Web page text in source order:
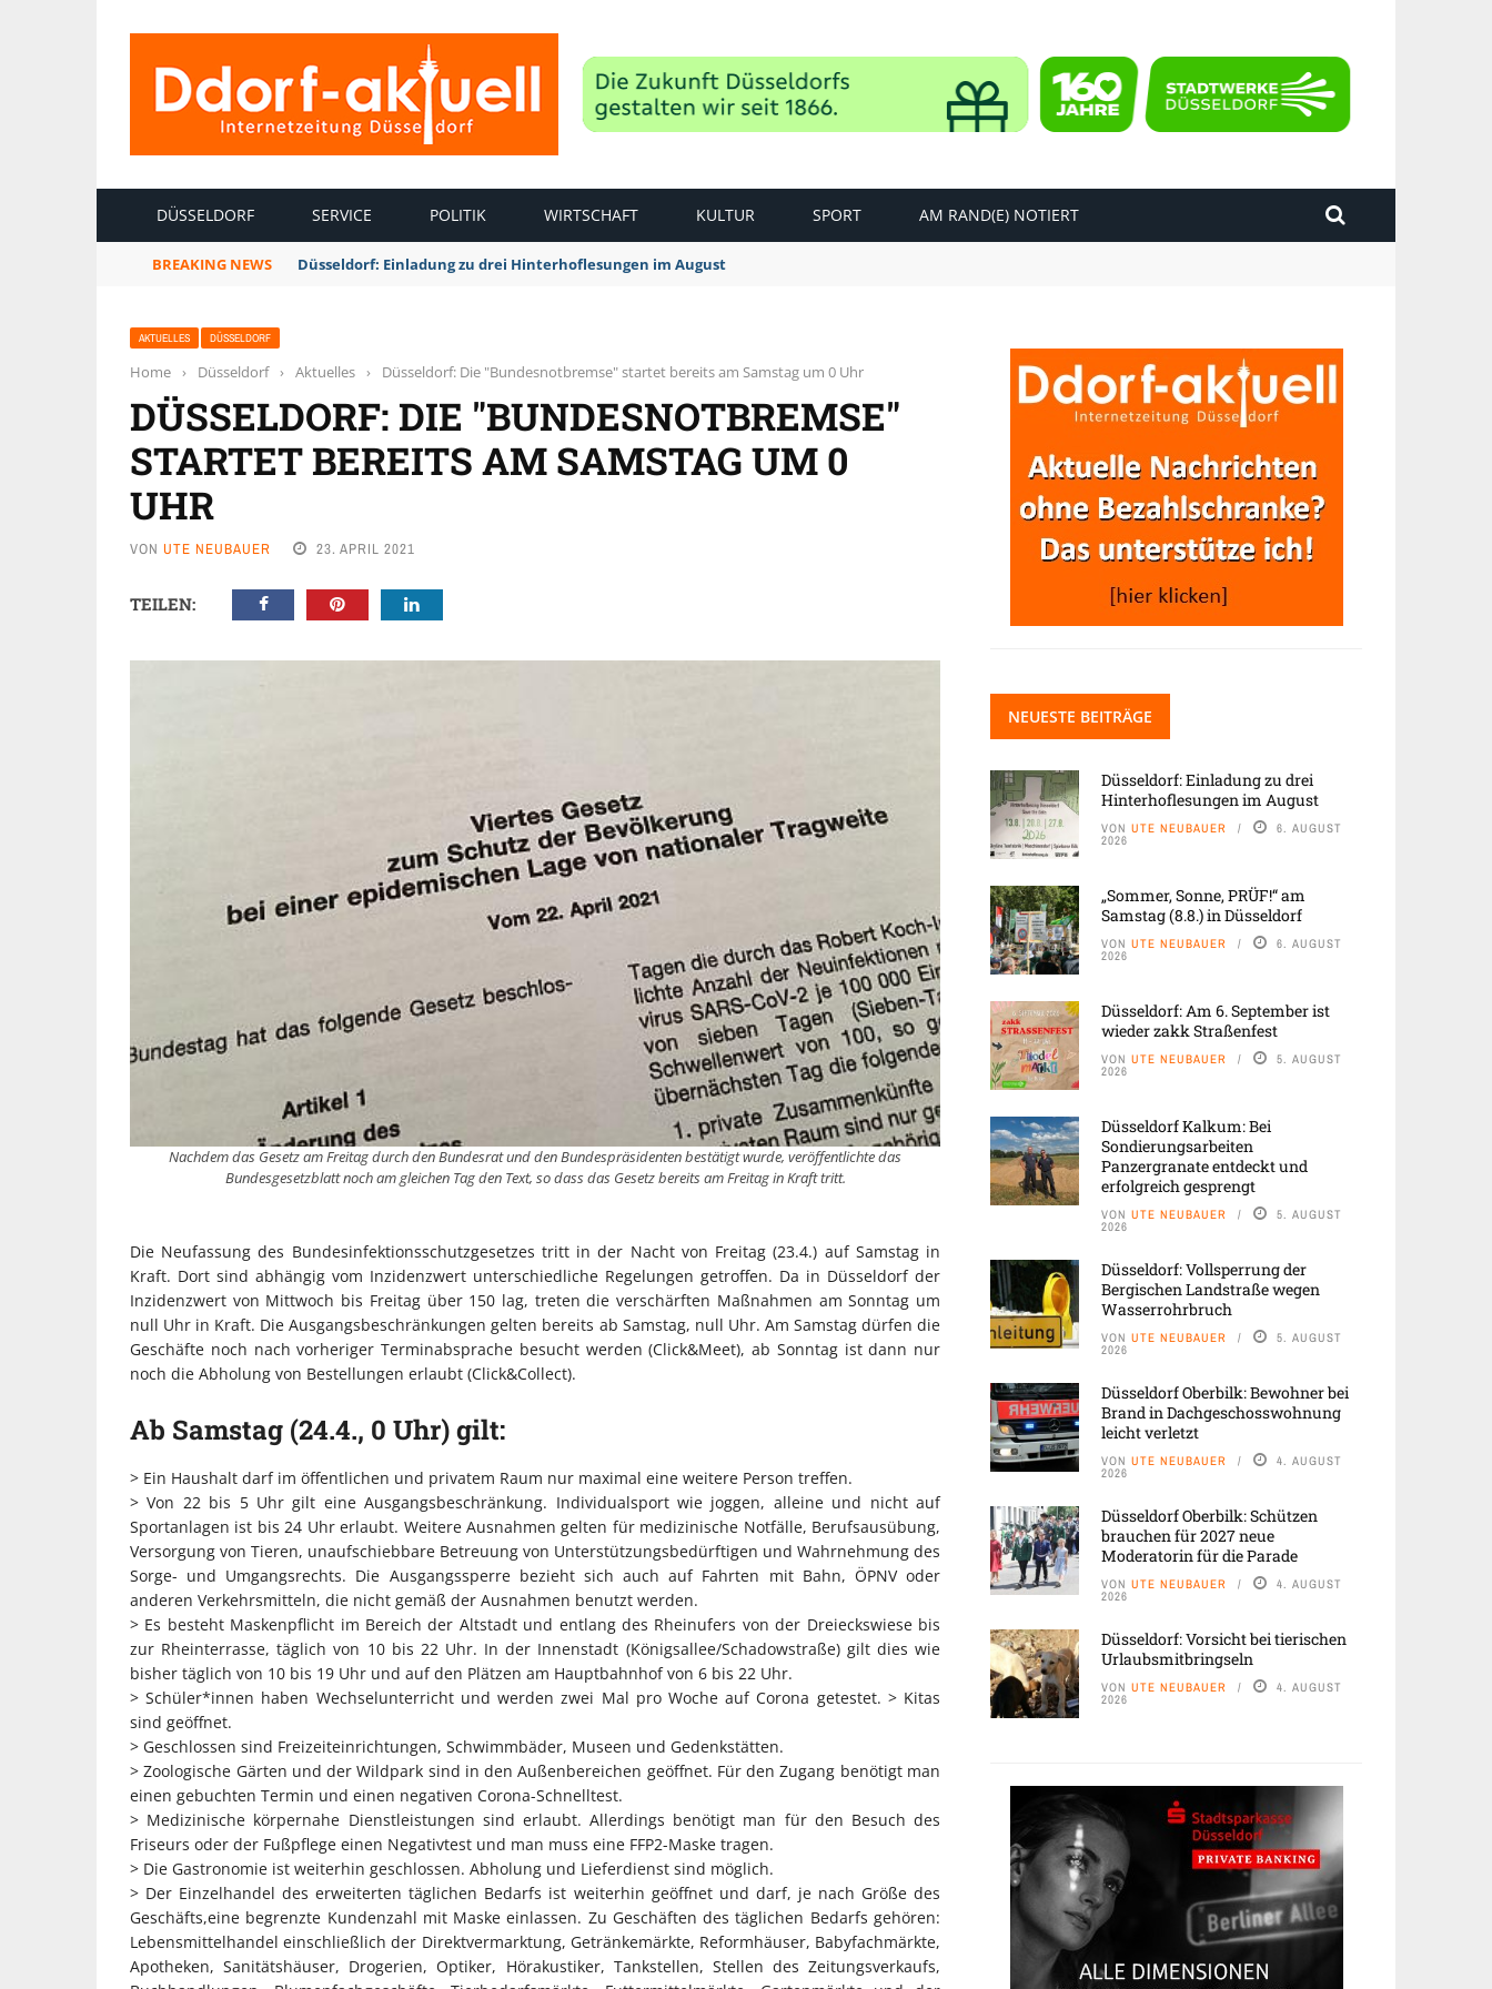
DÜSSELDORF SERVICE POLITIK WIRTSCHAFT KULTUR SPORT AM RAND(E) NOTIERT
BREAKING NEWS Düsseldorf: Einladung zu drei Hinterhoflesungen im August
AKTUELLES DÜSSELDORF
Home › Düsseldorf › Aktuelles › Düsseldorf: Die "Bundesnotbremse" startet bereits am Samstag um 0 Uhr
DÜSSELDORF: DIE "BUNDESNOTBREMSE"
STARTET BEREITS AM SAMSTAG UM 0
UHR
VON UTE NEUBAUER 23. APRIL 2021
TEILEN:
Nachdem das Gesetz am Freitag durch den Bundesrat und den Bundespräsidenten bestätigt wurde, veröffentlichte das
Bundesgesetzblatt noch am gleichen Tag den Text, so dass das Gesetz bereits am Freitag in Kraft tritt.
Die Neufassung des Bundesinfektionsschutzgesetzes tritt in der Nacht von Freitag (23.4.) auf Samstag in
Kraft. Dort sind abhängig vom Inzidenzwert unterschiedliche Regelungen getroffen. Da in Düsseldorf der
Inzidenzwert von Mittwoch bis Freitag über 150 lag, treten die verschärften Maßnahmen am Sonntag um
null Uhr in Kraft. Die Ausgangsbeschränkungen gelten bereits ab Samstag, null Uhr. Am Samstag dürfen die
Geschäfte noch nach vorheriger Terminabsprache besucht werden (Click&Meet), ab Sonntag ist dann nur
noch die Abholung von Bestellungen erlaubt (Click&Collect).
Ab Samstag (24.4., 0 Uhr) gilt:
> Ein Haushalt darf im öffentlichen und privatem Raum nur maximal eine weitere Person treffen.
> Von 22 bis 5 Uhr gilt eine Ausgangsbeschränkung. Individualsport wie joggen, alleine und nicht auf
Sportanlagen ist bis 24 Uhr erlaubt. Weitere Ausnahmen gelten für medizinische Notfälle, Berufsausübung,
Versorgung von Tieren, unaufschiebbare Betreuung von Unterstützungsbedürftigen und Wahrnehmung des
Sorge- und Umgangsrechts. Die Ausgangssperre bezieht sich auch auf Fahrten mit Bahn, ÖPNV oder
anderen Verkehrsmitteln, die nicht gemäß der Ausnahmen benutzt werden.
> Es besteht Maskenpflicht im Bereich der Altstadt und entlang des Rheinufers von der Dreieckswiese bis
zur Rheinterrasse, täglich von 10 bis 22 Uhr. In der Innenstadt (Königsallee/Schadowstraße) gilt dies wie
bisher täglich von 10 bis 19 Uhr und auf den Plätzen am Hauptbahnhof von 6 bis 22 Uhr.
> Schüler*innen haben Wechselunterricht und werden zwei Mal pro Woche auf Corona getestet. > Kitas
sind geöffnet.
> Geschlossen sind Freizeiteinrichtungen, Schwimmbäder, Museen und Gedenkstätten.
> Zoologische Gärten und der Wildpark sind in den Außenbereichen geöffnet. Für den Zugang benötigt man
einen gebuchten Termin und einen negativen Corona-Schnelltest.
> Medizinische körpernahe Dienstleistungen sind erlaubt. Allerdings benötigt man für den Besuch des
Friseurs oder der Fußpflege einen Negativtest und man muss eine FFP2-Maske tragen.
> Die Gastronomie ist weiterhin geschlossen. Abholung und Lieferdienst sind möglich.
> Der Einzelhandel des erweiterten täglichen Bedarfs ist weiterhin geöffnet und darf, je nach Größe des
Geschäfts,eine begrenzte Kundenzahl mit Maske einlassen. Zu Geschäften des täglichen Bedarfs gehören:
Lebensmittelhandel einschließlich der Direktvermarktung, Getränkemärkte, Reformhäuser, Babyfachmärkte,
Apotheken, Sanitätshäuser, Drogerien, Optiker, Hörakustiker, Tankstellen, Stellen des Zeitungsverkaufs,
NEUESTE BEITRÄGE
Düsseldorf: Einladung zu drei
Hinterhoflesungen im August
VON UTE NEUBAUER 6. AUGUST
2026
„Sommer, Sonne, PRÜF!“ am
Samstag (8.8.) in Düsseldorf
VON UTE NEUBAUER 6. AUGUST
2026
Düsseldorf: Am 6. September ist
wieder zakk Straßenfest
VON UTE NEUBAUER 5. AUGUST
2026
Düsseldorf Kalkum: Bei
Sondierungsarbeiten
Panzergranate entdeckt und
erfolgreich gesprengt
VON UTE NEUBAUER 5. AUGUST
2026
Düsseldorf: Vollsperrung der
Bergischen Landstraße wegen
Wasserrohrbruch
VON UTE NEUBAUER 5. AUGUST
2026
Düsseldorf Oberbilk: Bewohner bei
Brand in Dachgeschosswohnung
leicht verletzt
VON UTE NEUBAUER 4. AUGUST
2026
Düsseldorf Oberbilk: Schützen
brauchen für 2027 neue
Moderatorin für die Parade
VON UTE NEUBAUER 4. AUGUST
2026
Düsseldorf: Vorsicht bei tierischen
Urlaubsmitbringseln
VON UTE NEUBAUER 4. AUGUST
2026